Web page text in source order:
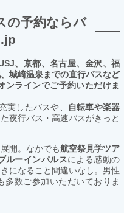
の予約ならバ
、京都、名古屋、金沢、福
城崎温泉までの直行バスなど
ンラインでご予約いただけま
実したバスや、
自転車や楽器
夜行バス・高速バスがきっと
開。なかでも航空祭見学ツア
ルーインパルスによる感動の
になること間違いなし。男性
多数ご参加いただいておりま